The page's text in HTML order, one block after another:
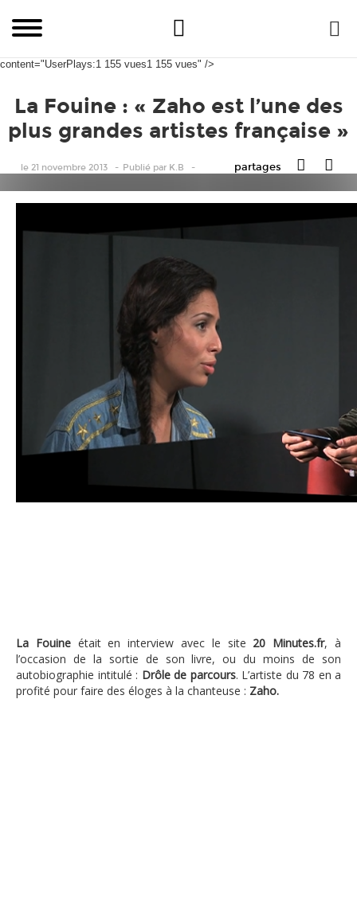
content="UserPlays:1 155 vues1 155 vues" />
La Fouine : « Zaho est l’une des
plus grandes artistes française »
le 21 novembre 2013 Publiépar K.B partages
La Fouineétait en interview avec le site 20 Minutes.fr, à
l’occasion de la sortie de son livre, ou du moins de son
autobiographie intitulé : Drôle de parcours. L’artiste du 78 en a
profité pour faire des éloges à la chanteuse : Zaho.